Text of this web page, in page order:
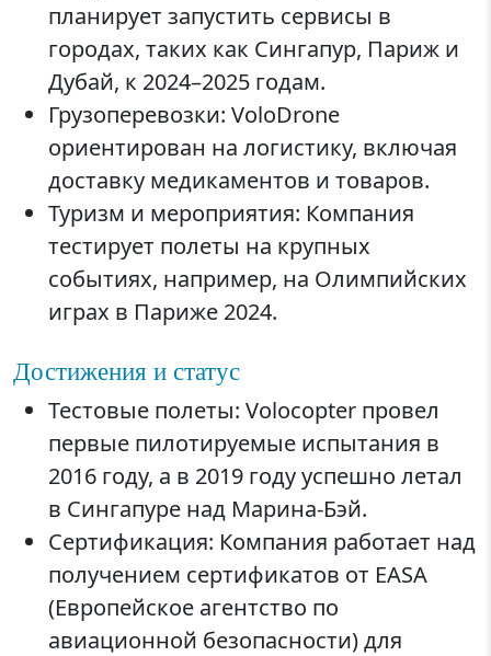
планирует запустить сервисы в
городах, таких как Сингапур, Париж и
Дубай, к 2024–2025 годам.
Грузоперевозки: VoloDrone
ориентирован на логистику, включая
доставку медикаментов и товаров.
Туризм и мероприятия: Компания
тестирует полеты на крупных
событиях, например, на Олимпийских
играх в Париже 2024.
Достижения и статус
Тестовые полеты: Volocopter провел
первые пилотируемые испытания в
2016 году, а в 2019 году успешно летал
в Сингапуре над Марина-Бэй.
Сертификация: Компания работает над
получением сертификатов от EASA
(Европейское агентство по
авиационной безопасности) для